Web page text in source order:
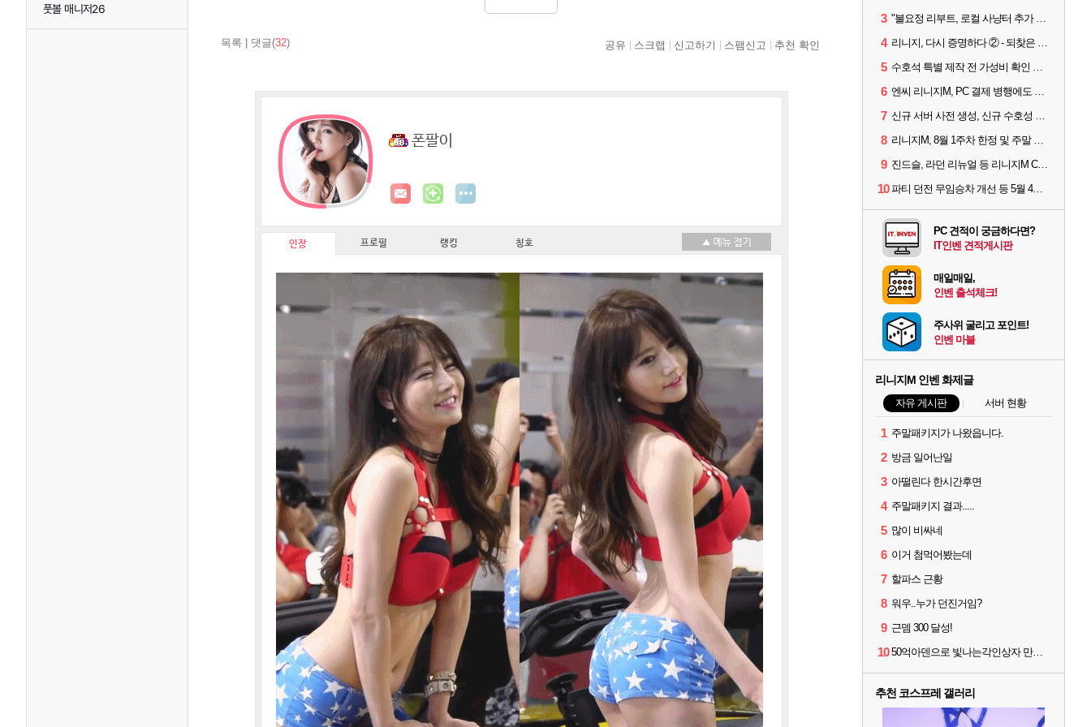
풋볼 매니저26
목록 댓글(32) 공유 스크랩 신고하기 스팸신고 추천 확인
폰팔이
인장 프로필 랭킹 칭호
3 "불요정 리부트, 로컬 사냥터 추가 예정" 리니지M 9주년 업데이트 예고
4 리니지, 다시 증명하다 ② - 되찾은 모바일 왕좌
5 수호석 특별 제작 전 가성비 확인 필수! 3월 2주차 업데이트 이슈
6 엔씨 리니지M, PC 결제 병행에도 모바일 '매출 1위' 탈환
7 신규 서버 사전 생성, 신규 수호성 추가 등 3월 1주차 업데이트 이슈
8 리니지M, 8월 1주차 한정 및 주말 제작 정보
9 진드슬, 라던 리뉴얼 등 리니지M ContiNew 업데이트 핵심 요약
10 파티 던전 무임승차 개선 등 5월 4주차 업데이트 이슈
PC 견적이 궁금하다면?
IT인벤 견적게시판
매일매일,
인벤 출석체크!
주사위 굴리고 포인트!
인벤 마블
리니지M 인벤 화제글
자유 게시판 서버 현황
1 주말패키지가 나왔읍니다.
2 방금 일어난일
3 아떨린다 한시간후면
4 주말패키지 결과.....
5 많이 비싸네
6 이거 첨먹어봤는데
7 할파스 근황
8 워우..누가 던진거임?
9 근뎀 300 달성!
10 50억아덴으로 빛나는각인상자 만드는거 추천하세요?
추천 코스프레 갤러리